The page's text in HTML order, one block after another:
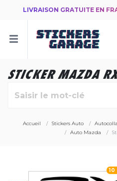
LIVRAISON GRATUITE EN
STICKER MAZDA RX
Accueil Stickers Auto
Auto Mazda
10